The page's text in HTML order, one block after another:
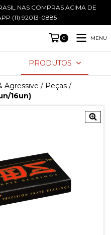
NAS COMPRAS ACIMA DE
(11) 92013-0885
0 MENU
PRODUTOS
Agressive / Peças /
16un)